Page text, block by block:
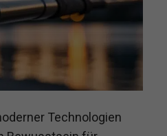
Technologien